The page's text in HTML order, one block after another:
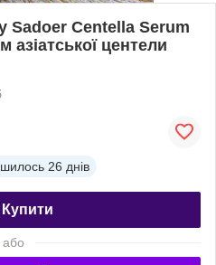
Sadoer Centella Serum
азіатської центели
26 днів
Купити
або